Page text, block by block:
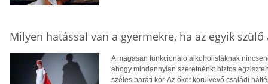
Milyen hatással van a gyermekre, ha az egyik
A magasan funkcionáló alkoholistáknak
ahogy mindannyian szeretnénk: biztos
széles baráti kör. Az őket körülvevő családi